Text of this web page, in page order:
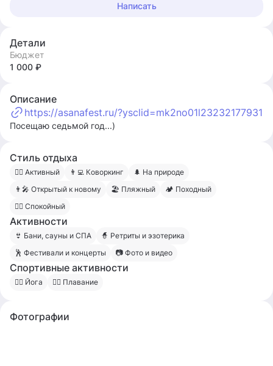
Написать
Детали
Бюджет
1 000 ₽
Описание
https://asanafest.ru/?ysclid=mk2no01l23232177931
Посещаю седьмой год...)
Стиль отдыха
🧍‍♀️ Активный 👨‍💻 Коворкинг
🌲 На природе
👨‍🎤 Открытый к новому
🏖 Пляжный
🏕 Походный
🧍‍♂️ Спокойный
Активности
👙 Бани, сауны и СПА
🧙 Ретриты и эзотерика
🕺 Фестивали и концерты
📷 Фото и видео
Спортивные активности
🧘‍♀️ Йога 🏊‍♂️ Плавание
Фотографии